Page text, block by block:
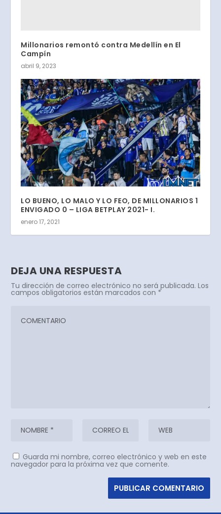
Millonarios remontó contra Medellín en El
Campín
abril 9, 2023
LO BUENO, LO MALO Y LO FEO, DE MILLONARIOS 1
ENVIGADO 0 – LIGA BETPLAY 2021- I.
enero 17, 2021
DEJA UNA RESPUESTA
Tu dirección de correo electrónico no será publicada. Los
campos obligatorios están marcados con *
Guarda mi nombre, correo electrónico y web en este
navegador para la próxima vez que comente.